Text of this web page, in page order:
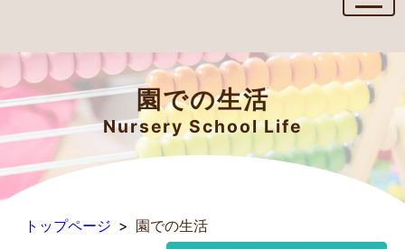
園での生活
Nursery School Life
トップページ 園での生活